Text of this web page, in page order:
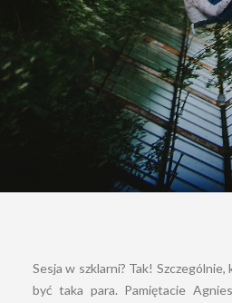
Sesja w szklarni? Tak!
być taka para. Pamiętacie